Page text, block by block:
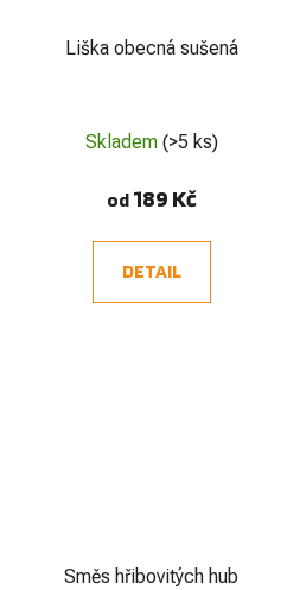
Liška obecná sušená
Skladem (>5 ks)
od189 Kč
DETAIL
Směs hřibovitých hub